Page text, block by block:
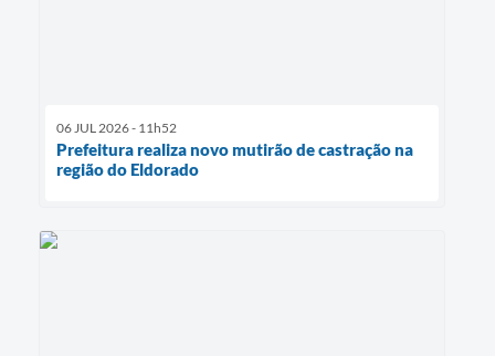
06 JUL 2026 - 11h52
Prefeitura realiza novo mutirão de castração na
região do Eldorado